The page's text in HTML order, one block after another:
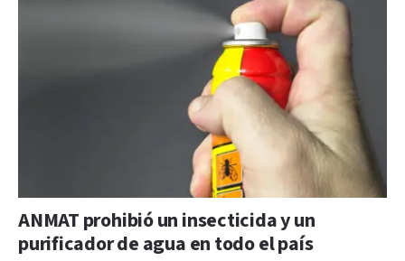
ANMAT prohibió un insecticida y un
purificador de agua en todo el país